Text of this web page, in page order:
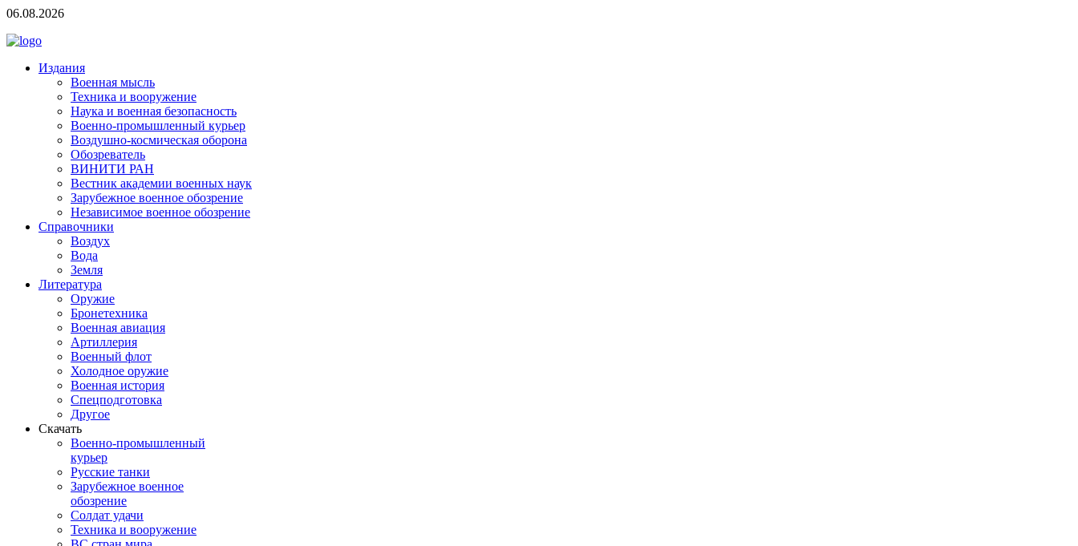
06.08.2026
Издания
Военная мысль
Техника и вооружение
Наука и военная безопасность
Военно-промышленный курьер
Воздушно-космическая оборона
Обозреватель
ВИНИТИ РАН
Вестник академии военных наук
Зарубежное военное обозрение
Независимое военное обозрение
Справочники
Воздух
Вода
Земля
Литература
Оружие
Бронетехника
Военная авиация
Артиллерия
Военный флот
Холодное оружие
Военная история
Спецподготовка
Другое
Скачать
Военно-промышленный
курьер
Русские танки
Зарубежное военное
обозрение
Солдат удачи
Техника и вооружение